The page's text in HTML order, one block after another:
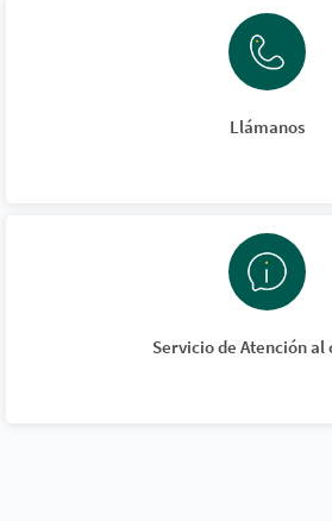
Llámanos
Servicio de Atención al